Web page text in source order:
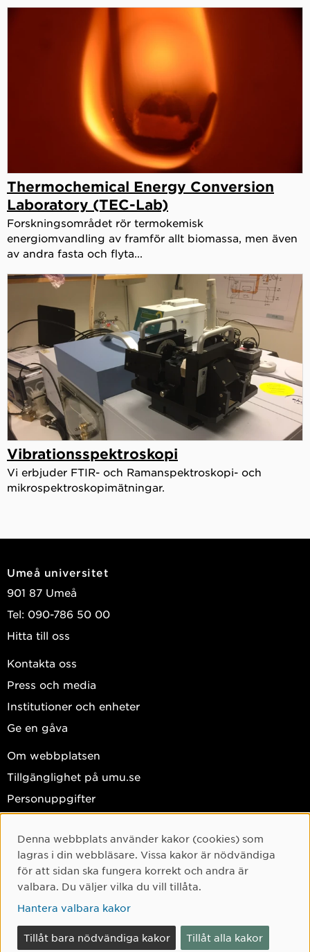
Thermochemical Energy Conversion
Laboratory (TEC-Lab)
Forskningsområdet rör termokemisk
energiomvandling av framför allt biomassa, men även
av andra fasta och flyta...
Vibrationsspektroskopi
Vi erbjuder FTIR- och Ramanspektroskopi- och
mikrospektroskopimätningar.
Umeå universitet
901 87 Umeå
Tel: 090-786 50 00
Hitta till oss
Kontakta oss
Press och media
Institutioner och enheter
Ge en gåva
Om webbplatsen
Tillgänglighet på umu.se
Personuppgifter
Facebook
Instagram
TikTok
Youtube
LinkedIn
Cookie-samtycke
Denna webbplats använder kakor (cookies) som
lagras i din webbläsare. Vissa kakor är nödvändiga
för att sidan ska fungera korrekt och andra är
valbara. Du väljer vilka du vill tillåta.
Hantera valbara kakor
Tillåt bara nödvändiga kakor Tillåt alla kakor